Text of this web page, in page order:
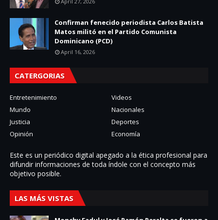
Confirman fenecido periodista Carlos Batista
Matos militó en el Partido Comunista
Dominicano (PCD)
April 16, 2026
CATERGORIAS
Entretenimiento
Videos
Mundo
Nacionales
Justicia
Deportes
Opinión
Economía
Este es un periódico digital apegado a la ética profesional para
difundir informaciones de toda í­ndole con el concepto más
objetivo posible.
LAS MÁS VISTAS